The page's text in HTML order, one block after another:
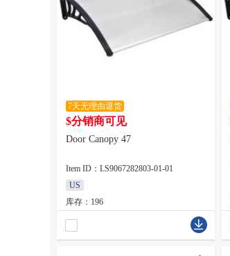
7天无理由退货
$分销商可见
Door Canopy 47
Item ID：LS9067282803-01-01
US
库存：196